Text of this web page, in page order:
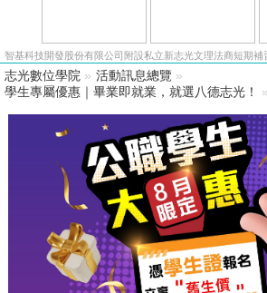
智基科技開發股份有限公司附設私立新志光文理法商短期
志光數位學院 » 活動訊息總覽 »
學生專屬優惠｜畢業即就業，就選八德志光！
»